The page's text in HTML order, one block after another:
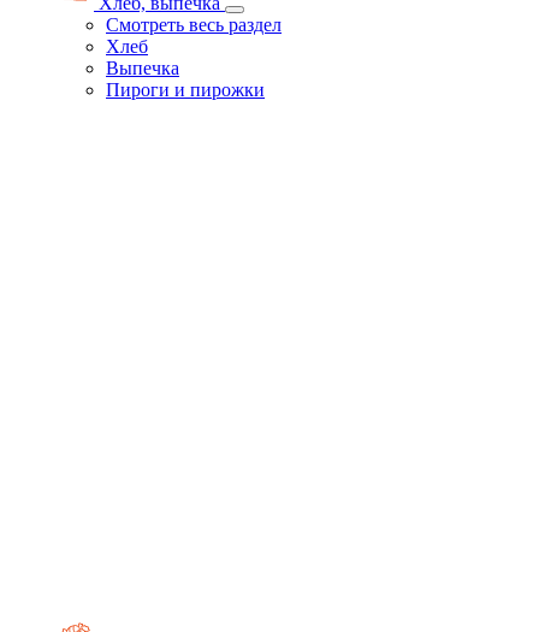
Смотреть весь раздел
Хлеб
Выпечка
Пироги и пирожки